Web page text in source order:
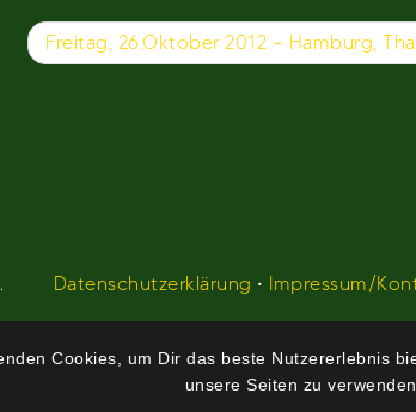
Freitag, 26.Oktober 2012 – Hamburg,
Datenschutzerklärung • Impressum/
Cookies, um Dir das beste Nutzererlebnis
unsere Seiten zu